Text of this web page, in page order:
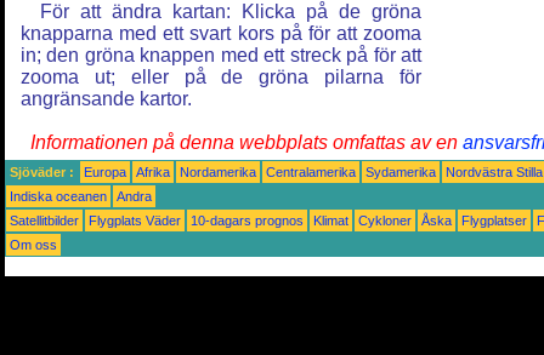
För att ändra kartan: Klicka på de gröna
knapparna med ett svart kors på för att zooma
in; den gröna knappen med ett streck på för att
zooma ut; eller på de gröna pilarna för
angränsande kartor.
Informationen på denna webbplats omfattas av en
Sjöväder : Europa Afrika Nordamerika Centralamerika Sydamerika
Nordvästra
Indiska oceanen
Andra
Satellitbilder
Flygplats Väder 10-dagars prognos Klimat Cykloner Åska Flygplatser
Om oss